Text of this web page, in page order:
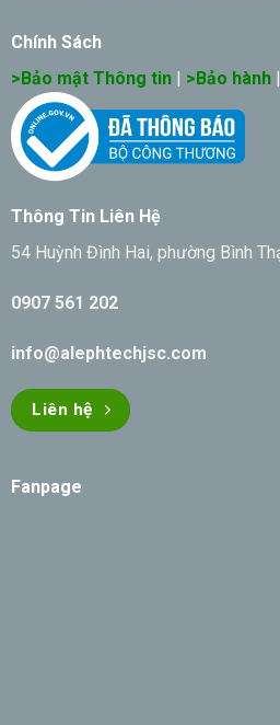
Chính Sách
>Bảo mật Thông tin| >Bảo hành|
Thông Tin Liên Hệ
54 Huỳnh Đình Hai, phường Bình
0907 561 202
info@alephtechjsc.com
Liên hệ
Fanpage